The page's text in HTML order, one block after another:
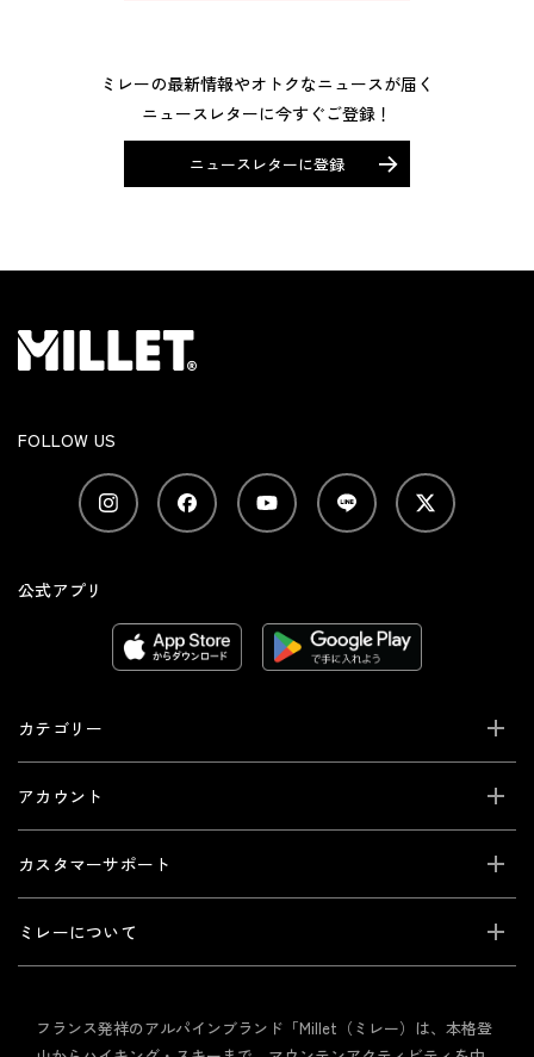
ミレーの最新情報やオトクなニュースが届く
ニュースレターに今すぐご登録！
ニュースレターに登録
FOLLOW US
公式アプリ
カテゴリー
アカウント
カスタマーサポート
ミレーについて
フランス発祥のアルパインブランド「Millet（ミレー）は、本格登